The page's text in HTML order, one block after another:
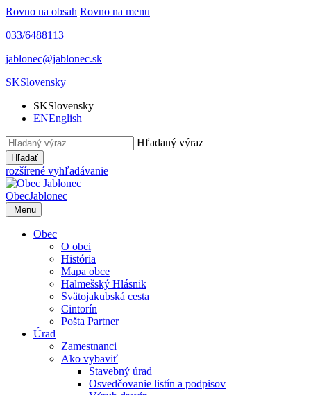
Rovno na obsah Rovno na menu
033/6488113
jablonec@jablonec.sk
SKSlovensky
SKSlovensky
ENEnglish
Hľadaný výraz
Hľadať
rozšírené vyhľadávanie
ObecJablonec
Menu
Obec
O obci
História
Mapa obce
Halmešský Hlásnik
Svätojakubská cesta
Cintorín
Pošta Partner
Úrad
Zamestnanci
Ako vybaviť
Stavebný úrad
Osvedčovanie listín a podpisov